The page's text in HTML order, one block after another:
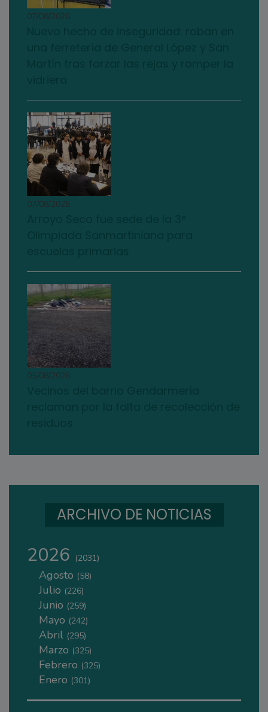
07/08/2026
07/08/2026
05/08/2026
ARCHIVO DE NOTICIAS
2026 (2031)
Agosto (58)
Julio (226)
Junio (259)
Mayo (242)
Abril (295)
Marzo (325)
Febrero (325)
Enero (301)